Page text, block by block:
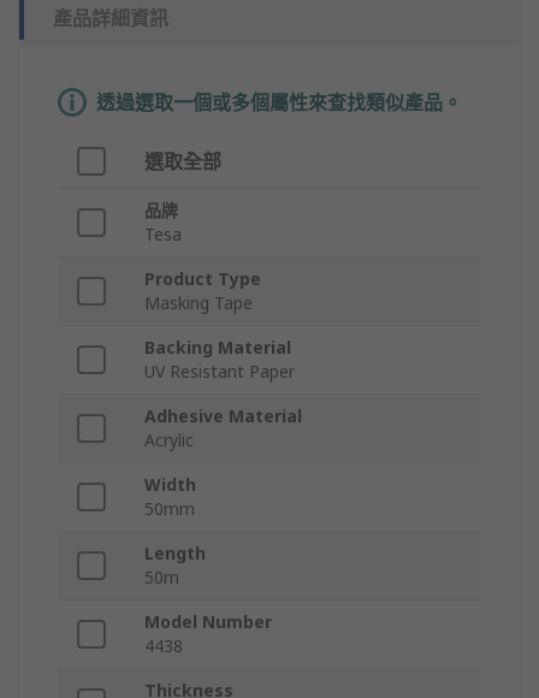
產品詳細資訊
透過選取一個或多個屬性來查找類似產品。
選取全部
品牌
Tesa
Product Type
Masking Tape
Backing Material
UV Resistant Paper
Adhesive Material
Acrylic
Width
50mm
Length
50m
Model Number
4438
Thickness